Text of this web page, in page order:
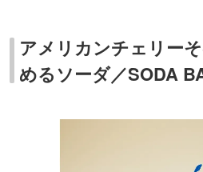
アメリカンチェリー
めるソーダ／SODA